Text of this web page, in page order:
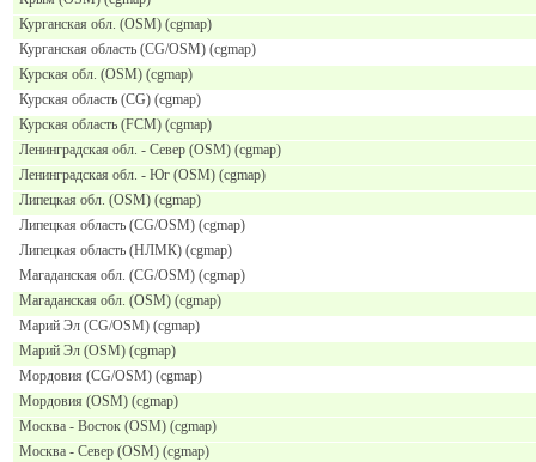
Курганская обл. (OSM) (cgmap)
Курганская область (CG/OSM) (cgmap)
Курская обл. (OSM) (cgmap)
Курская область (CG) (cgmap)
Курская область (FCM) (cgmap)
Ленинградская обл. - Север (OSM) (cgmap)
Ленинградская обл. - Юг (OSM) (cgmap)
Липецкая обл. (OSM) (cgmap)
Липецкая область (CG/OSM) (cgmap)
Липецкая область (НЛМК) (cgmap)
Магаданская обл. (CG/OSM) (cgmap)
Магаданская обл. (OSM) (cgmap)
Марий Эл (CG/OSM) (cgmap)
Марий Эл (OSM) (cgmap)
Мордовия (CG/OSM) (cgmap)
Мордовия (OSM) (cgmap)
Москва - Восток (OSM) (cgmap)
Москва - Север (OSM) (cgmap)